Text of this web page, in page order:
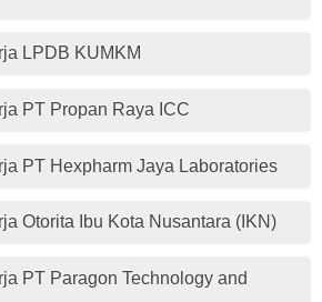
LPDB KUMKM
PT Propan Raya ICC
PT Hexpharm Jaya Laboratories
Otorita Ibu Kota Nusantara (IKN)
PT Paragon Technology and